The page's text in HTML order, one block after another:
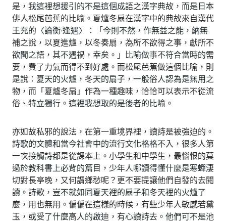
是，我這裡想援引的不是這個成語之漢字典故，而是日本
俳人松尾芭蕉的比喻。夏爐冬扇在漢字中的典故來自漢代
王充的〈論衡‧逢遇〉：「今則不然，作無益之能，納無
補之說，以夏進爐，以冬奏扇，為所不欲得之事，獻所不
欲聞之語，其不遇禍，幸矣。」比喻做事不符合當時的需
要，費了力氣而得不到好處。而松尾芭蕉做這個比喻，則
是說：夏天的火爐，冬天的扇子，一般俗人認為是無用之
物，而「夏爐冬扇」作為一種趣味，恰恰可以表示不從流
俗、特立獨行。這裡我想取的是後者的比喻。
亦如故私邪的說法，在第一重境界裡，讀詩是被強迫的。
詩歌的文體和當今社會中的流行文化格格不入，很多人第
一次接觸詩都是從課本上。小學生和中學生，最惱恨的莫
過於教科書上必背的篇目，少年人哪讀得懂什麼是寒蟬淒
切對長亭晚，又何謂鄉愁呢？更不要提讓他們自發的去閱
讀。詩歌，豈不就如同夏天裡的扇子和冬天裡的火爐了
麼，用也無用。偏偏在這樣的時候，有些少年人敏感若黛
玉，或受了什麼高人的啟迪，有心讀詩去。他們可不是池